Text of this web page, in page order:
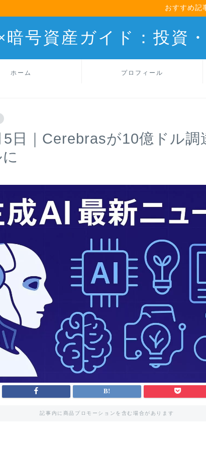
おすすめ記
暗号資産ガイド：投資
ホーム プロフィール
日｜Cerebrasが10億ドル調
記事内に商品プロモーションを含む場合があります